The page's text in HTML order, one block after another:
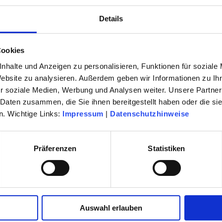
Details
und Anzeigen zu personalisieren, Funktionen für soziale
zu analysieren. Außerdem geben wir Informationen zu
soziale Medien, Werbung und Analysen weiter. Unsere
zusammen, die Sie ihnen bereitgestellt haben oder die
Wichtige Links: Impressum | Datenschutzhinweise
Präferenzen Statistiken
Auswahl erlauben
Röckl, Julia Weller, Stefanie Leinhos, Tim Romanowsky, Tobias Jacob,
Lena Schrieb, Nadine Kolodziey, Martin Stark, Roman Köller
"Licht an"
"Rüsselsheim"
Rüsselsheim
Illustratoren Organisation e.V.